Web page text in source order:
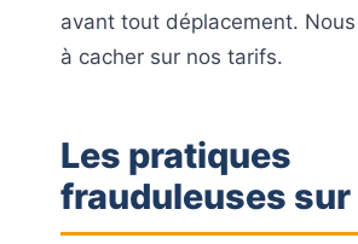
avant tout déplacement. Nous
à cacher sur nos tarifs.
Les pratiques
frauduleuses sur